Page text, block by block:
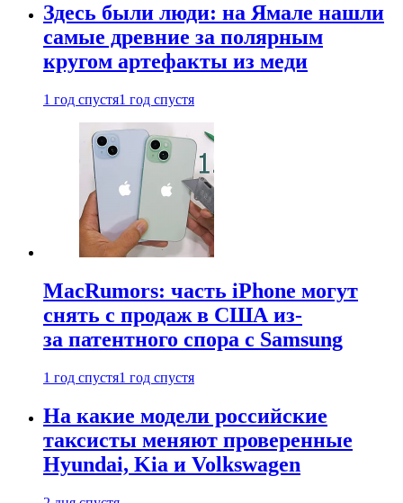
Здесь были люди: на Ямале нашли
самые древние за полярным
кругом артефакты из меди
1 год спустя1 год спустя
MacRumors: часть iPhone могут
снять с продаж в США из-
за патентного спора с Samsung
1 год спустя1 год спустя
На какие модели российские
таксисты меняют проверенные
Hyundai, Kia и Volkswagen